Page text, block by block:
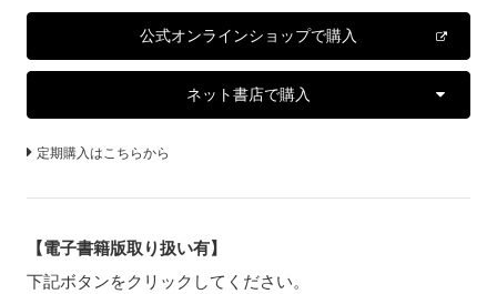
公式オンラインショップで購入
ネット書店で購入
定期購入はこちらから
【電子書籍版取り扱い有】
下記ボタンをクリックしてください。